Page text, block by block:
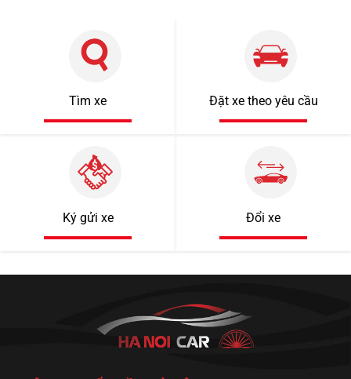
1 tỷ 920 triệu
Tìm xe Đặt xe theo yêu cầu
Ký gửi xe Đổi xe